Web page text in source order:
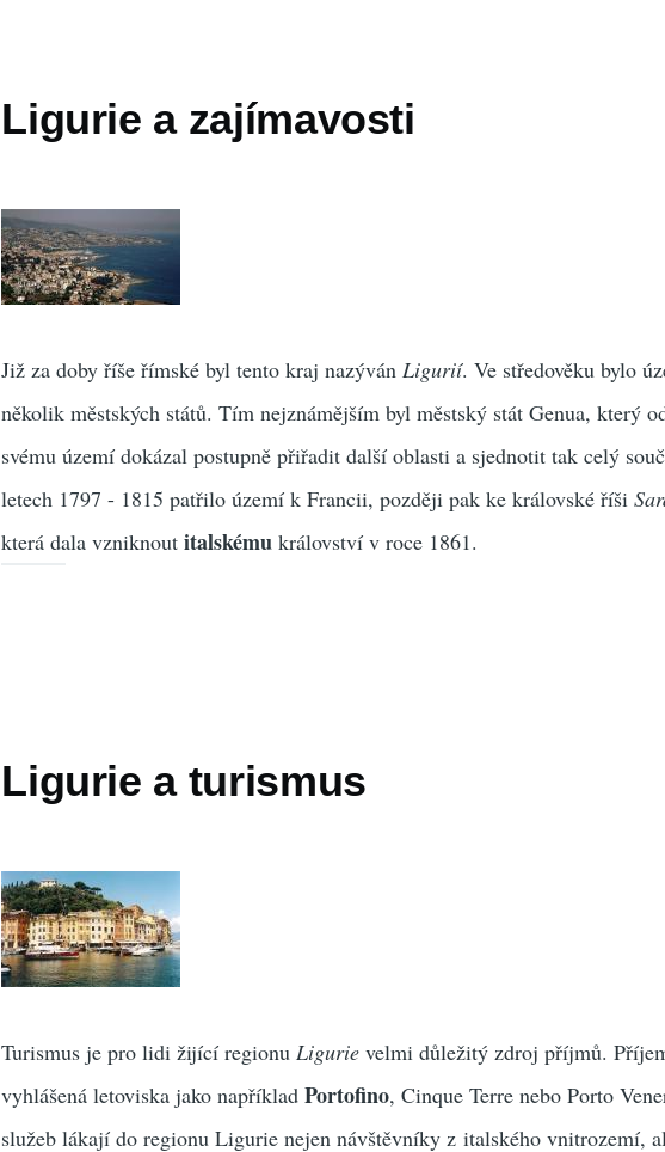
Ligurie a zajímavosti
Již za doby říše římské byl tento kraj nazývánLigurií. Ve středověku bylo
několik městských států. Tím nejznámějším byl městský stát Genua, který
svému území dokázal postupně přiřadit další oblasti a sjednotit tak celý
letech 1797 - 1815 patřilo území k Francii, později pak ke královské říši
která dala vzniknoutitalskému království v roce 1861.
Ligurie a turismus
Turismus je pro lidi žijící regionuLigurie velmi důležitý zdroj příjmů.
vyhlášená letoviska jako napříkladPortofino, Cinque Terre nebo Porto
služeb lákají do regionu Ligurie nejen návštěvníky z italského vnitrozemí,